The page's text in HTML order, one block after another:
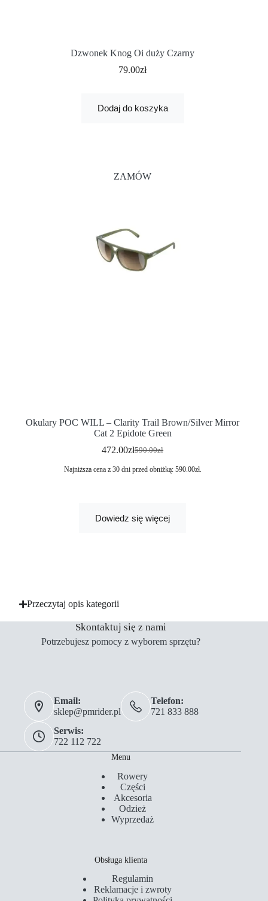
Dzwonek Knog Oi duży Czarny
79.00zł
Dodaj do koszyka
ZAMÓW
Okulary POC WILL – Clarity Trail Brown/Silver Mirror
Cat 2 Epidote Green
590.00zł
472.00zł
Najniższa cena z 30 dni przed obniżką: 590.00zł.
Dowiedz się więcej
Przeczytaj opis kategorii
Skontaktuj się z nami
Potrzebujesz pomocy z wyborem sprzętu?
Email:
sklep@pmrider.pl
Telefon:
721 833 888
Serwis:
722 112 722
Menu
Rowery
Części
Akcesoria
Odzież
Wyprzedaż
Obsługa klienta
Regulamin
Reklamacje i zwroty